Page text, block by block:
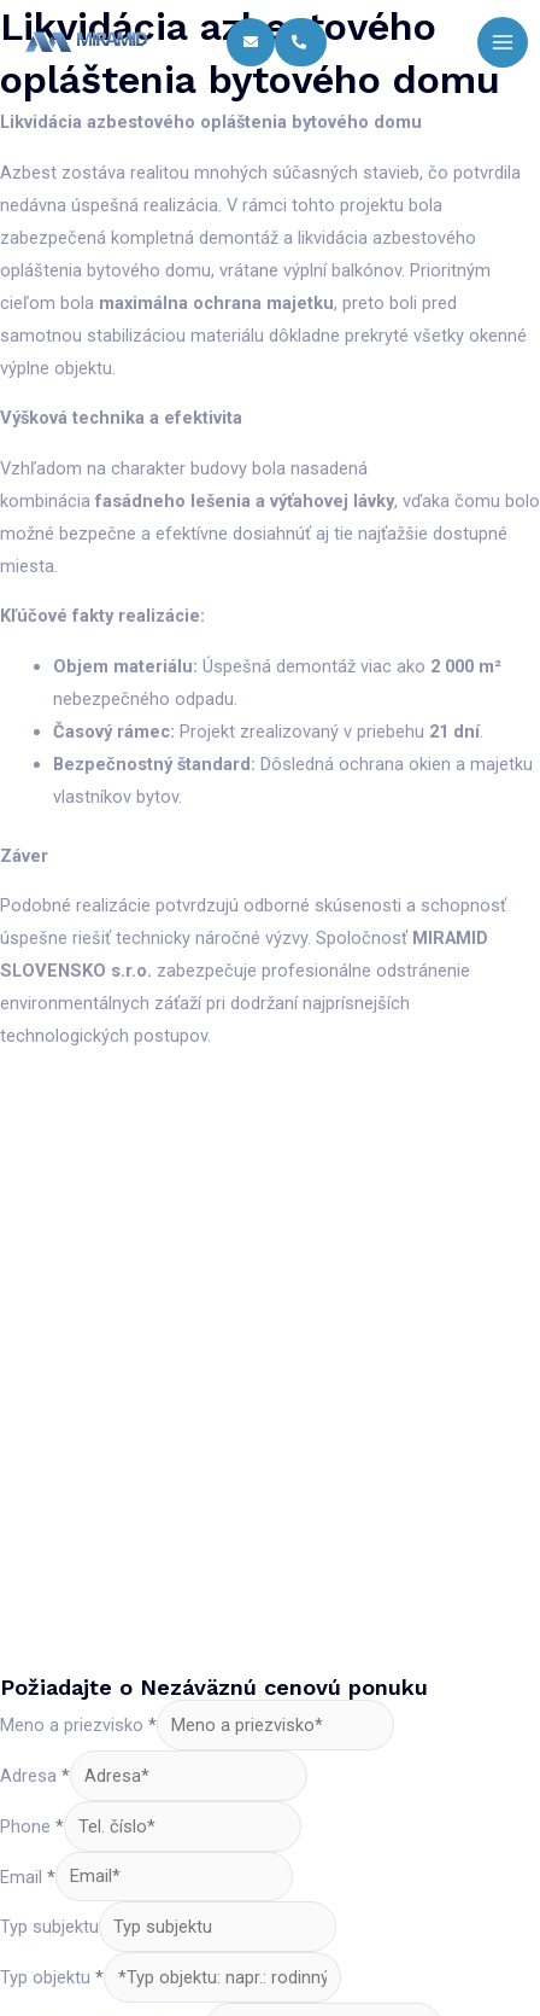
Preskočiť
na
obsah
Likvidácia azbestového
opláštenia bytového domu
Likvidácia azbestového opláštenia bytového domu
Azbest zostáva realitou mnohých súčasných stavieb, čo potvrdila
nedávna úspešná realizácia. V rámci tohto projektu bola
zabezpečená kompletná demontáž a likvidácia azbestového
opláštenia bytového domu, vrátane výplní balkónov. Prioritným
cieľom bola maximálna ochrana majetku, preto boli pred
samotnou stabilizáciou materiálu dôkladne prekryté všetky okenné
výplne objektu.
Výšková technika a efektivita
Vzhľadom na charakter budovy bola nasadená
kombinácia fasádneho lešenia a výťahovej lávky, vďaka čomu bolo
možné bezpečne a efektívne dosiahnúť aj tie najťažšie dostupné
miesta.
Kľúčové fakty realizácie:
Objem materiálu: Úspešná demontáž viac ako 2 000 m²
nebezpečného odpadu.
Časový rámec: Projekt zrealizovaný v priebehu 21 dní.
Bezpečnostný štandard: Dôsledná ochrana okien a majetku
vlastníkov bytov.
Záver
Podobné realizácie potvrdzujú odborné skúsenosti a schopnosť
úspešne riešiť technicky náročné výzvy. Spoločnosť MIRAMID
SLOVENSKO s.r.o. zabezpečuje profesionálne odstránenie
environmentálnych záťaží pri dodržaní najprísnejších
technologických postupov.
Požiadajte o Nezáväznú cenovú ponuku
Meno a priezvisko *
Adresa *
Phone *
Email *
Typ subjektu
Typ objektu *